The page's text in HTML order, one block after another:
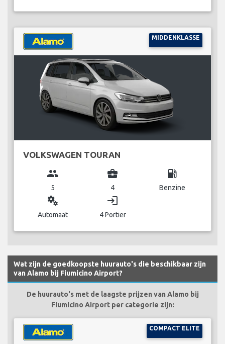
MIDDENKLASSE
VOLKSWAGEN TOURAN
group
5
business_center
4
local_gas_station
Benzine
miscellaneous_services
Automaat
login
4 Portier
Wat zijn de goedkoopste huurauto's die beschikbaar zijn
van Alamo bij Fiumicino Airport?
De huurauto's met de laagste prijzen van Alamo bij
Fiumicino Airport per categorie zijn:
COMPACT ELITE